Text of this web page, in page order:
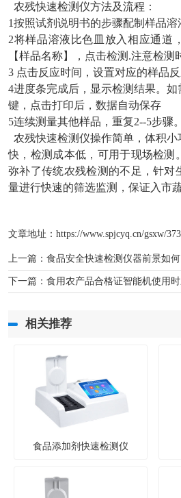
农残快速检测仪方法及流程：
1按照试剂说明书的步骤配制样品溶
2将样品溶液比色皿放入相应通道
【样品名称】，点击检测.注意检
3 点击反应时间，设置对应的样品反
4进度条完成后，显示检测结果。
键，点击打印后，数据自动保存
5连续测量其他样品，重复2--5步骤。
农残快速检测仪操作简单，体积
快，检测成本低，可用于现场检测
弥补了传统农残检测的不足，针对
量进行快速的筛选监测，保证入市
文章地址： https://www.spjcyq.cn/gsxw/
上一篇： 食品安全快速检测仪器前景如何
下一篇： 食用农产品合格证智能机使用
相关推荐
食品添加剂快速检测仪